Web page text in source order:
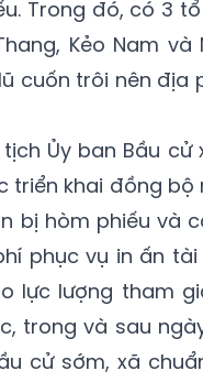
Trong đó, có 3
Kẻo Nam và
cuốn trôi nên địa
Ủy ban Bầu cử
khai đồng bộ
bị hòm phiếu và
phục vụ in ấn
lực lượng tham
trong và sau
cử sớm, xã